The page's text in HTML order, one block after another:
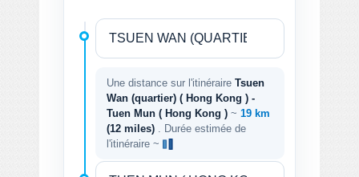
Une distance sur l'itinéraire Tsuen
Wan (quartier) ( Hong Kong ) -
Tuen Mun ( Hong Kong ) ~ 19 km
(12 miles)
. Durée estimée de
l'itinéraire ~